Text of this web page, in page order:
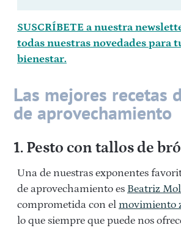
SUSCRÍBETE a nuestra
todas nuestras novedades para
bienestar.
Las mejores recetas
de aprovechamiento
1. Pesto con tallos de
Una de nuestras exponentes
de aprovechamiento es Beatriz
comprometida con el movimiento
lo que siempre que puede nos